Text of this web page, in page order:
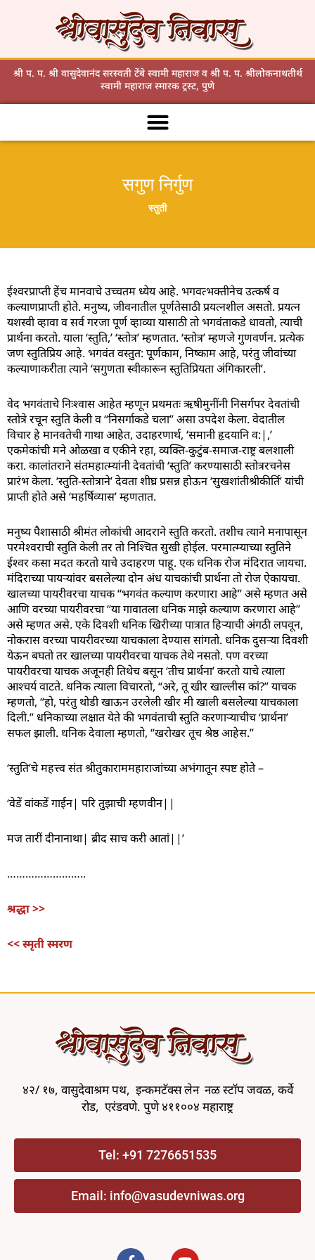
श्री प. प. श्री वासुदेवानंद सरस्वती टेंबे स्वामी महाराज व श्री प. प. श्रीलोकनाथतीर्थ
स्वामी महाराज स्मारक ट्रस्ट, पुणे
सगुण निर्गुण
स्तुती
ईश्वरप्राप्ती हेंच मानवाचे उच्चतम ध्येय आहे. भगवत्भक्तीनेच उत्कर्ष व
कल्याणप्राप्ती होते. मनुष्य, जीवनातील पूर्णतेसाठी प्रयत्नशील असतो. प्रयत्न
यशस्वी व्हावा व सर्व गरजा पूर्ण व्हाव्या यासाठी तो भगवंताकडे धावतो, त्याची
प्रार्थना करतो. याला ‘स्तुति,’ ‘स्तोत्र’ म्हणतात. ‘स्तोत्र’ म्हणजे गुणवर्णन. प्रत्येक
जण स्तुतिप्रिय आहे. भगवंत वस्तुत: पूर्णकाम, निष्काम आहे, परंतु जीवांच्या
कल्याणाकरीता त्याने ‘सगुणता स्वीकारून स्तुतिप्रियता अंगिकारली’.
वेद भगवंताचे निःश्वास आहेत म्हणून प्रथमतः ऋषीमुनींनी निसर्गपर देवतांची
स्तोत्रे रचून स्तुति केली व “निसर्गाकडे चला” असा उपदेश केला. वेदातील
विचार हे मानवतेची गाथा आहेत, उदाहरणार्थ, ‘समानी हृदयानि व:|,’
एकमेकांची मने ओळखा व एकीने रहा, व्यक्ति-कुटुंब-समाज-राष्ट्र बलशाली
करा. कालांतराने संतमहात्म्यांनी देवतांची ‘स्तुति’ करण्यासाठी स्तोत्ररचनेस
प्रारंभ केला. ‘स्तुति-स्तोत्राने’ देवता शीघ्र प्रसन्न होऊन ‘सुखशांतीश्रीकीर्ति’ यांची
प्राप्ती होते असे ‘महर्षिव्यास’ म्हणतात.
मनुष्य पैशासाठी श्रीमंत लोकांची आदराने स्तुति करतो. तशीच त्याने मनापासून
परमेश्वराची स्तुति केली तर तो निश्चित सुखी होईल. परमात्म्याच्या स्तुतिने
ईश्वर कसा मदत करतो याचे उदाहरण पाहू. एक धनिक रोज मंदिरात जायचा.
मंदिराच्या पायऱ्यांवर बसलेल्या दोन अंध याचकांची प्रार्थना तो रोज ऐकायचा.
खालच्या पायरीवरचा याचक “भगवंत कल्याण करणारा आहे” असे म्हणत असे
आणि वरच्या पायरीवरचा “या गावातला धनिक माझे कल्याण करणारा आहे”
असे म्हणत असे. एके दिवशी धनिक खिरीच्या पात्रात हिऱ्याची अंगठी लपवून,
नोकरास वरच्या पायरीवरच्या याचकाला देण्यास सांगतो. धनिक दुसऱ्या दिवशी
येऊन बघतो तर खालच्या पायरीवरचा याचक तेथे नसतो. पण वरच्या
पायरीवरचा याचक अजूनही तिथेच बसून ‘तीच प्रार्थना’ करतो याचे त्याला
आश्चर्य वाटते. धनिक त्याला विचारतो, “अरे, तू खीर खाल्लीस कां?” याचक
म्हणतो, “हो, परंतु थोडी खाऊन उरलेली खीर मी खाली बसलेल्या याचकाला
दिली.” धनिकाच्या लक्षात येते की भगवंताची स्तुति करणाऱ्याचीच ‘प्रार्थना’
सफल झाली. धनिक देवाला म्हणतो, “खरोखर तूच श्रेष्ठ आहेस.”
‘स्तुति’चे महत्त्व संत श्रीतुकाराममहाराजांच्या अभंगातून स्पष्ट होते –
‘वेडें वांकडें गाईन| परि तुझाची म्हणवीन||
मज तारीं दीनानाथा| ब्रीद साच करी आतां||’
……………………..
श्रद्धा >>
<< स्मृती स्मरण
४२/ १७, वासुदेवाश्रम पथ, इन्कमटॅक्स लेन नळ स्टॉप जवळ, कर्वे
रोड, एरंडवणे. पुणे ४११००४ महाराष्ट्र
Tel: +91 7276651535
Email: info@vasudevniwas.org
F
Y